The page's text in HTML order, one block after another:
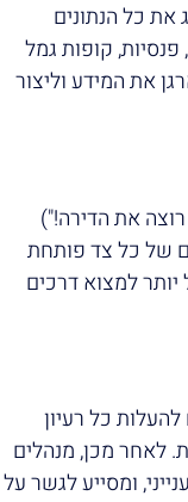
כל הנתונים
פנסיות, קופות גמל
את המידע וליצור
את הדירה!")
של כל צד פותחת
למצוא דרכים
כל רעיון
לאחר מכן, מנהלים
ומסייע לגשר על